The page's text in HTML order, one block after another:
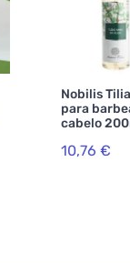
Nobilis
para
cabelo
10,76 €